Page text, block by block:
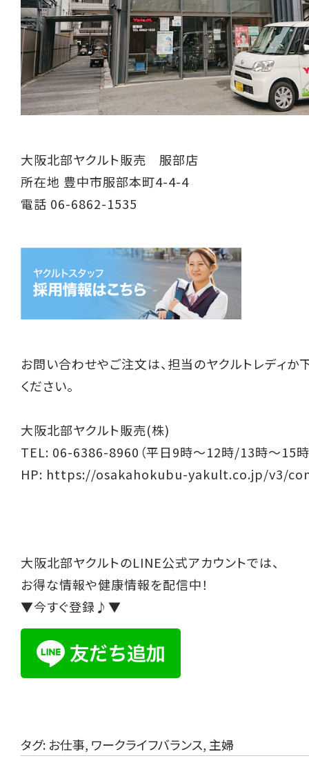
大阪北部ヤクルト販売 服部店
所在地 豊中市服部本町4-4-4
電話 06-6862-1535
お問い合わせやご注文は、担当のヤクルトレディか
ください。
大阪北部ヤクルト販売(株)
TEL: 06-6386-8960（平日9時～12時/13時～15時
HP: https://osakahokubu-yakult.co.jp/v3/
大阪北部ヤクルトのLINE公式アカウントでは、
お得な情報や健康情報を配信中！
▼今すぐ登録♪▼
タグ: お仕事, ワークライフバランス,主婦